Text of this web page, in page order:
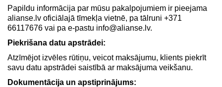
Papildu informācija par mūsu pakalpojumiem ir pieejama
alianse.lv oficiālajā tīmekļa vietnē, pa tālruni +371
66117676 vai pa e-pastu info@alianse.lv.
Piekrišana datu apstrādei:
Atzīmējot izvēles rūtiņu, veicot maksājumu, klients piekrīt
savu datu apstrādei saistībā ar maksājuma veikšanu.
Dokumentācija un apstiprinājums: